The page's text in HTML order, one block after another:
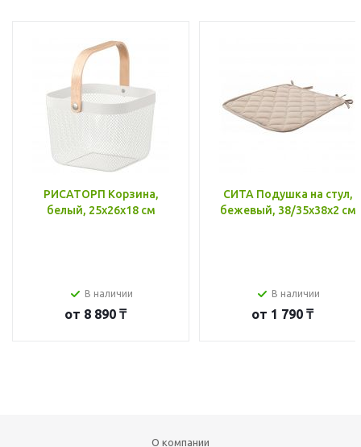
РИСАТОРП Корзина,
белый, 25x26x18 см
В наличии
от 8 890 ₸
СИТА Подушка на стул,
бежевый, 38/35x38x2 см
В наличии
от 1 790 ₸
О компании